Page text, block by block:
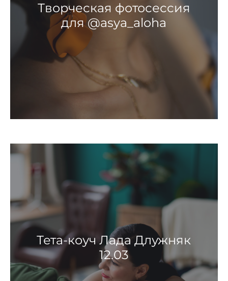
Творческая фотосессия
для @asya_aloha
Тета-коуч Лада Длужняк
12.03